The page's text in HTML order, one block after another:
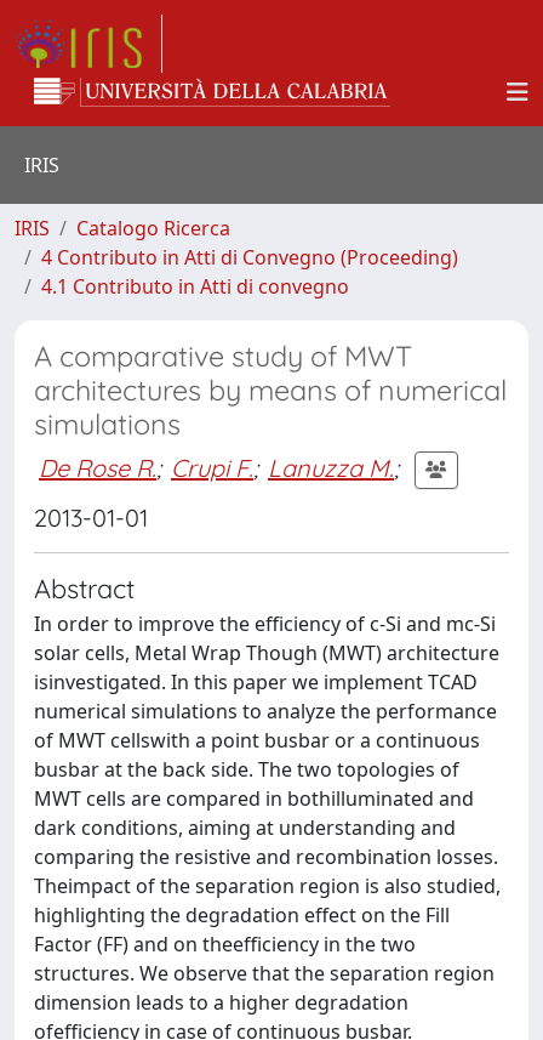
IRIS
IRIS
Catalogo Ricerca
4 Contributo in Atti di Convegno (Proceeding)
4.1 Contributo in Atti di convegno
A comparative study of MWT
architectures by means of numerical
simulations
De Rose R.; Crupi F.; Lanuzza M.;
2013-01-01
Abstract
In order to improve the efficiency of c-Si and mc-Si
solar cells, Metal Wrap Though (MWT) architecture
isinvestigated. In this paper we implement TCAD
numerical simulations to analyze the performance
of MWT cellswith a point busbar or a continuous
busbar at the back side. The two topologies of
MWT cells are compared in bothilluminated and
dark conditions, aiming at understanding and
comparing the resistive and recombination losses.
Theimpact of the separation region is also studied,
highlighting the degradation effect on the Fill
Factor (FF) and on theefficiency in the two
structures. We observe that the separation region
dimension leads to a higher degradation
ofefficiency in case of continuous busbar.